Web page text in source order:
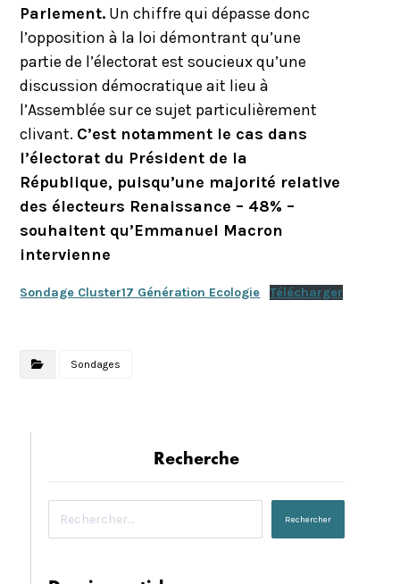
Parlement. Un chiffre qui dépasse donc
l’opposition à la loi démontrant qu’une
partie de l’électorat est soucieux qu’une
discussion démocratique ait lieu à
l’Assemblée sur ce sujet particulièrement
clivant. C’est notamment le cas dans
l’électorat du Président de la
République, puisqu’une majorité relative
des électeurs Renaissance – 48% –
souhaitent qu’Emmanuel Macron
intervienne
Sondage Cluster17 Génération Ecologie Télécharger
Sondages
Recherche